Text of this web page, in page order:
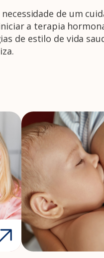
de um
a terapia
de estilo de vida